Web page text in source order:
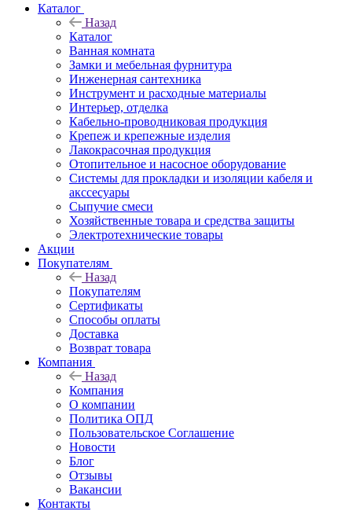
Каталог
Назад
Каталог
Ванная комната
Замки и мебельная фурнитура
Инженерная сантехника
Инструмент и расходные материалы
Интерьер, отделка
Кабельно-проводниковая продукция
Крепеж и крепежные изделия
Лакокрасочная продукция
Отопительное и насосное оборудование
Системы для прокладки и изоляции кабеля и
акссесуары
Сыпучие смеси
Хозяйственные товара и средства защиты
Электротехнические товары
Акции
Покупателям
Назад
Покупателям
Сертификаты
Способы оплаты
Доставка
Возврат товара
Компания
Назад
Компания
О компании
Политика ОПД
Пользовательское Соглашение
Новости
Блог
Отзывы
Вакансии
Контакты